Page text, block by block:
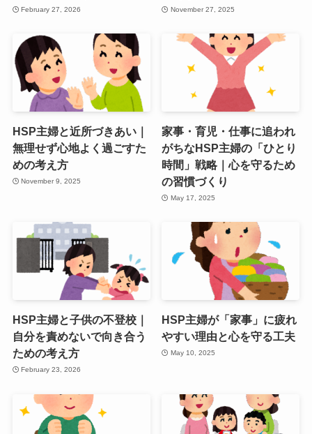
February 27, 2026 November 27, 2025
HSP主婦と近所づきあい｜
無理せず心地よく過ごすた
めの考え方
November 9, 2025
家事・育児・仕事に追われ
がちなHSP主婦の「ひとり
時間」戦略｜心を守るため
の習慣づくり
May 17, 2025
HSP主婦と子供の不登校｜
自分を責めないで向き合う
ための考え方
February 23, 2026
HSP主婦が「家事」に疲れ
やすい理由と心を守る工夫
May 10, 2025